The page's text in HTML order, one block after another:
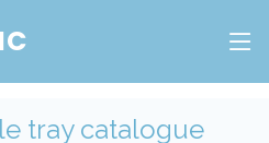
tray catalogue